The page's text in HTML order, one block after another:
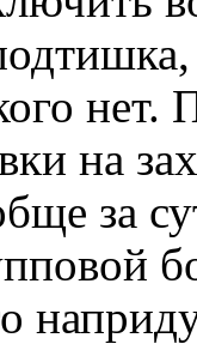
нет.
на
за